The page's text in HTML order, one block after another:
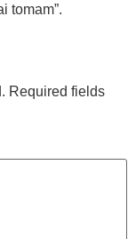
tomam”.
Required fields